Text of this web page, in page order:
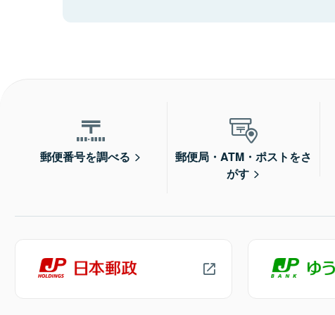
郵便番号を調べる
郵便局・ATM・ポストをさ
がす